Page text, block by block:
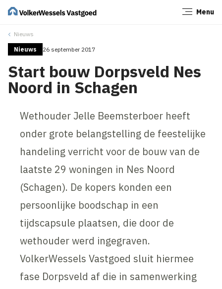
Menu
Nieuws
Nieuws 26 september 2017
Start bouw Dorpsveld Nes
Noord in Schagen
Wethouder Jelle Beemsterboer heeft
onder grote belangstelling de feestelijke
handeling verricht voor de bouw van de
laatste 29 woningen in Nes Noord
(Schagen). De kopers konden een
persoonlijke boodschap in een
tijdscapsule plaatsen, die door de
wethouder werd ingegraven.
VolkerWessels Vastgoed sluit hiermee
fase Dorpsveld af die in samenwerking
Sluiten